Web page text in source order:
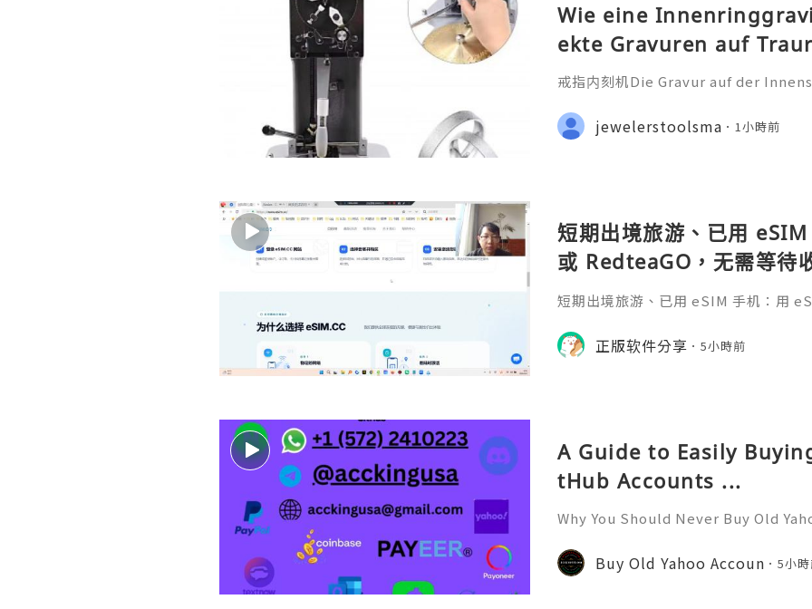
Wie eine
ekte Gravuren auf
戒指内刻机Die Gravur auf der
iche Botschaft, die oft ein Datum,
nderen Satz oder ein Symb
jewelerstoolsma 1小時前
短期出境旅游、已用
或 RedteaGO，无需等待
码 + 通话短信”（如打车
餐）。长
短期出境旅游、已用 eSIM 手机：用
络）：优先 RedteaGO（明确提供通
公数字游民，或手机不支持 eSIM：用
正版软件分享 5小時前
A Guide to Easily
tHub Accounts ...
Why You Should Never Buy Old
onal communication, business
ccount recovery. Because of
Buy Old Yahoo Accoun 5小